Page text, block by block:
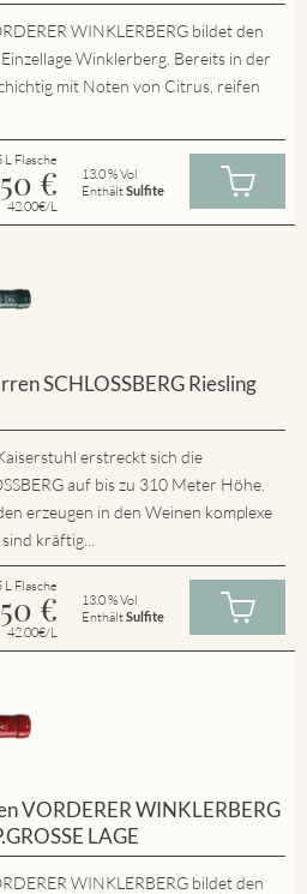
WINKLERBERG bildet den
Winklerberg. Bereits in der
mit Noten von Citrus, reifen
L Flasche
€
42.00€/L
13.0 % Vol
EnthältSulfite
SCHLOSSBERG Riesling
erstreckt sich die
auf bis zu 310 Meter Höhe.
erzeugen in den Weinen komplexe
kräftig...
L Flasche
€
42.00€/L
13.0 % Vol
EnthältSulfite
VORDERER WINKLERBERG
LAGE
WINKLERBERG bildet den